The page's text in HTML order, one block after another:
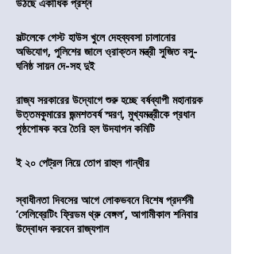
সল্টলেকে গেস্ট হাউস খুলে দেহব্যবসা চালানোর
অভিযোগ, পুলিশের জালে ও্রাক্তন মন্ত্রী সুজিত বসু-
ঘনিষ্ঠ সায়ন দে-সহ দুই
রাজ্য সরকারের উদ্যোগে শুরু হচ্ছে বর্ষব্যাপী মহানায়ক
উত্তমকুমারের জন্মশতবর্ষ স্মরণ, মুখ্যমন্ত্রীকে প্রধান
পৃষ্ঠপোষক করে তৈরি হল উদযাপন কমিটি
ই ২০ পেট্রল নিয়ে তোপ রাহুল গান্ধীর
স্বাধীনতা দিবসের আগে লোকভবনে বিশেষ প্রদর্শনী
‘সেলিব্রেটিং ফ্রিডম থ্রু বেঙ্গল’, আগামীকাল শনিবার
উদ্বোধন করবেন রাজ্যপাল